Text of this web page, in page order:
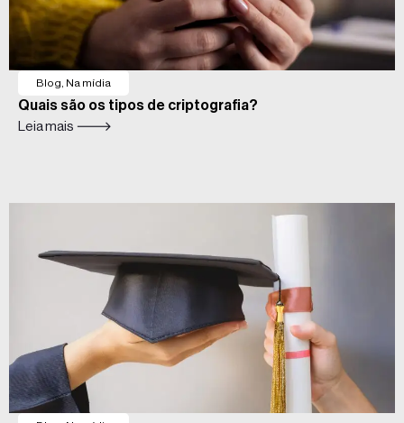
Blog Na mídia
Quais são os tipos de criptografia?
Leia mais 🡒